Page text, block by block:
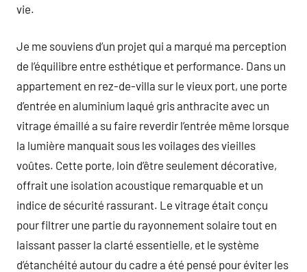
vie.
Je me souviens d’un projet qui a marqué ma perception
de l’équilibre entre esthétique et performance. Dans un
appartement en rez-de-villa sur le vieux port, une porte
d’entrée en aluminium laqué gris anthracite avec un
vitrage émaillé a su faire reverdir l’entrée même lorsque
la lumière manquait sous les voilages des vieilles
voûtes. Cette porte, loin d’être seulement décorative,
offrait une isolation acoustique remarquable et un
indice de sécurité rassurant. Le vitrage était conçu
pour filtrer une partie du rayonnement solaire tout en
laissant passer la clarté essentielle, et le système
d’étanchéité autour du cadre a été pensé pour éviter les